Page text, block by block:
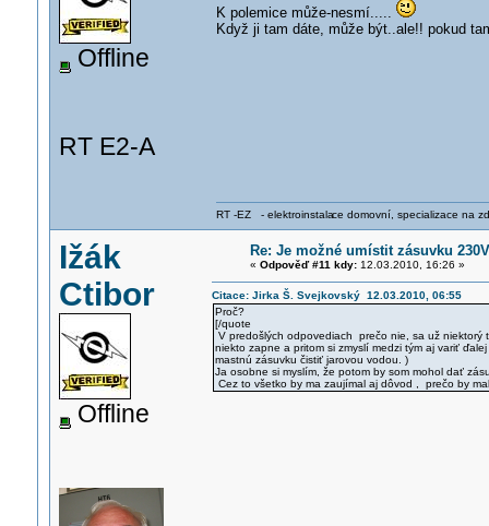
Offline
RT E2-A
K polemice může-nesmí.....
Když ji tam dáte, může být..ale!! pokud
RT -EZ - elektroinstalace domovní, specializace na
Ižák
Ctibor
Offline
Re: Je možné umístit zásuvku
« Odpověď #11 kdy:12.03.2010, 16:26 »
Citace: Jirka Š. Svejkovský 12.03.2010, 06:55
Proč?
[/quote
V predošlých odpovediach prečo nie, sa už niektorý
niekto zapne a pritom si zmyslí medzi tým aj variť
mastnú zásuvku čistiť jarovou vodou. )
Ja osobne si myslím, že potom by som mohol dať
Cez to všetko by ma zaujímal aj dôvod , prečo by